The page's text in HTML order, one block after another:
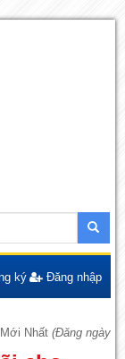
ký Đăng nhập
Nhất (Đăng ngày: